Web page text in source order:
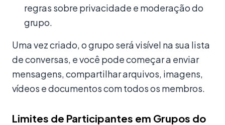
regras sobre privacidade e moderação do
grupo.
Uma vez criado, o grupo será visível na sua lista
de conversas, e você pode começar a enviar
mensagens, compartilhar arquivos, imagens,
vídeos e documentos com todos os membros.
Limites de Participantes em Grupos do